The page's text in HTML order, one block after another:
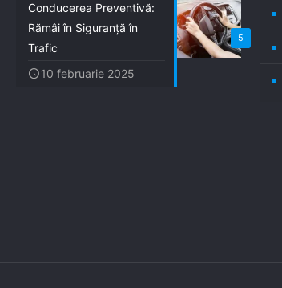
5
Conducerea Preventivă:
Rămâi în Siguranță în
Trafic
10 februarie 2025